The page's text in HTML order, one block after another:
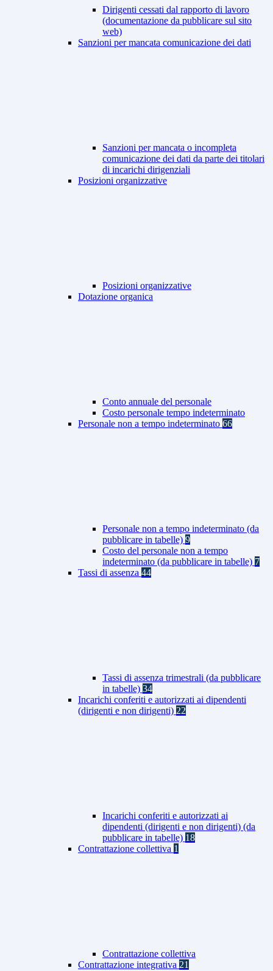
Dirigenti cessati dal rapporto di lavoro
(documentazione da pubblicare sul sito
web)
Sanzioni per mancata comunicazione dei dati
Sanzioni per mancata o incompleta
comunicazione dei dati da parte dei titolari
di incarichi dirigenziali
Posizioni organizzative
Posizioni organizzative
Dotazione organica
Conto annuale del personale
Costo personale tempo indeterminato
Personale non a tempo indeterminato 66
Personale non a tempo indeterminato (da
pubblicare in tabelle) 9
Costo del personale non a tempo
indeterminato (da pubblicare in tabelle) 7
Tassi di assenza 44
Tassi di assenza trimestrali (da pubblicare
in tabelle) 34
Incarichi conferiti e autorizzati ai dipendenti
(dirigenti e non dirigenti) 22
Incarichi conferiti e autorizzati ai
dipendenti (dirigenti e non dirigenti) (da
pubblicare in tabelle) 18
Contrattazione collettiva 1
Contrattazione collettiva
Contrattazione integrativa 21